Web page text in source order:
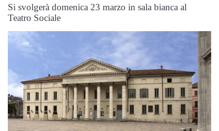
Si svolgerà domenica 23 marzo in sala bianca al
Teatro Sociale